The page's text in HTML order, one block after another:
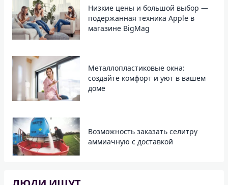
Низкие цены и большой выбор —
подержанная техника Apple в
магазине BigMag
Металлопластиковые окна:
создайте комфорт и уют в вашем
доме
Возможность заказать селитру
аммиачную с доставкой